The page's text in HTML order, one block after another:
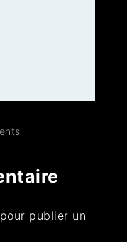
pour publier un